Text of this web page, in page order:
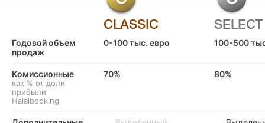
Годовой объем
продаж
Комиссионные
как % от доли
прибыли
Halalbooking
CLASSIC
0-100 тыс. евро
70%
SELECT
100-500
80%